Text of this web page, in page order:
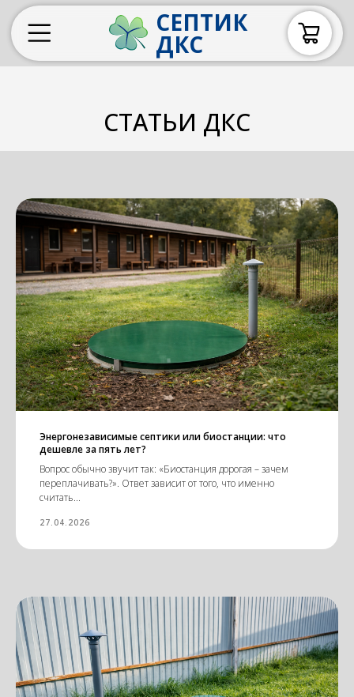
СЕПТИК
ДКС
СТАТЬИ ДКС
Энергонезависимые септики или биостанции: что
дешевле за пять лет?
Вопрос обычно звучит так: «Биостанция дорогая – зачем
переплачивать?». Ответ зависит от того, что именно
считать...
27.04.2026